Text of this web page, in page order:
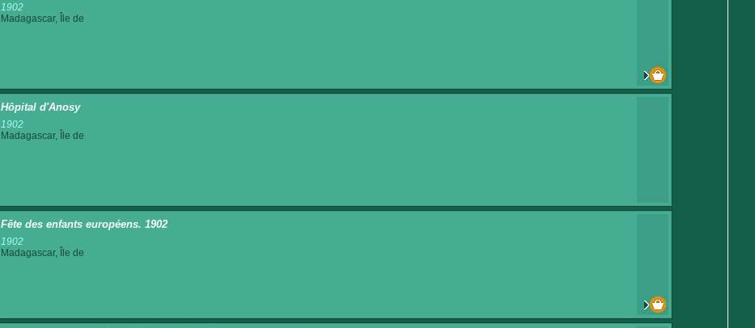
1902
Madagascar, Île de
Hôpital d'Anosy
1902
Madagascar, Île de
Fête des enfants européens. 1902
1902
Madagascar, Île de